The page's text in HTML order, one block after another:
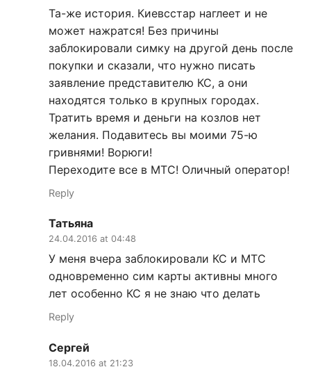
Та-же история. Киевсстар наглеет и не
может нажратся! Без причины
заблокировали симку на другой день после
покупки и сказали, что нужно писать
заявление представителю КС, а они
находятся только в крупных городах.
Тратить время и деньги на козлов нет
желания. Подавитесь вы моими 75-ю
гривнями! Ворюги!
Переходите все в МТС! Оличный оператор!
Reply
Татьяна
24.04.2016 at 04:48
У меня вчера заблокировали КС и МТС
одновременно сим карты активны много
лет особенно КС я не знаю что делать
Reply
Сергей
18.04.2016 at 21:23